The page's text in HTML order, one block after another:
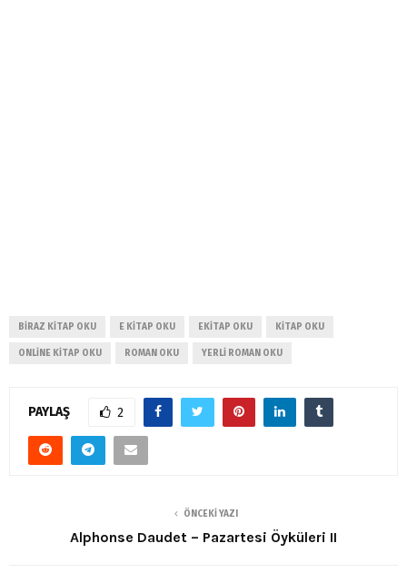
BIRAZ KITAP OKU E KITAP OKU EKITAP OKU KITAP OKU
ONLINE KITAP OKU ROMAN OKU YERLI ROMAN OKU
PAYLAŞ 2
ÖNCEKI YAZI
Alphonse Daudet – Pazartesi Öyküleri II